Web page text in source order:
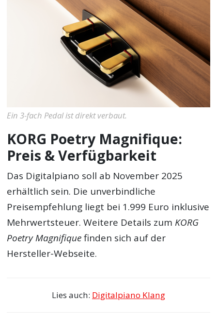
Ein 3-fach Pedal ist direkt verbaut.
KORG Poetry Magnifique:
Preis & Verfügbarkeit
Das Digitalpiano soll ab November 2025
erhältlich sein. Die unverbindliche
Preisempfehlung liegt bei 1.999 Euro inklusive
Mehrwertsteuer. Weitere Details zum KORG
Poetry Magnifiquefinden sich auf der
Hersteller-Webseite.
Lies auch: Digitalpiano Klang